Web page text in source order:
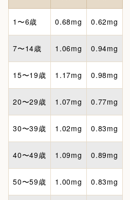
1〜6歳 0.68mg 0.62mg
7〜14歳 1.06mg 0.94mg
15〜19歳 1.17mg 0.98mg
20〜29歳 1.07mg 0.77mg
30〜39歳 1.02mg 0.83mg
40〜49歳 1.09mg 0.89mg
50〜59歳 1.00mg 0.83mg